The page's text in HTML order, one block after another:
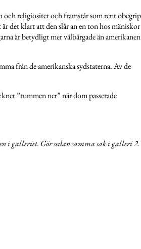
och religiositet och framstår som rent
det klart att den slår an en ton hos mäniskor
är betydligt mer välbärgade än
från de amerikanska sydstaterna. Av de
”tummen ner” när dom passerade
i galleriet. Gör sedan samma sak i galleri 2.